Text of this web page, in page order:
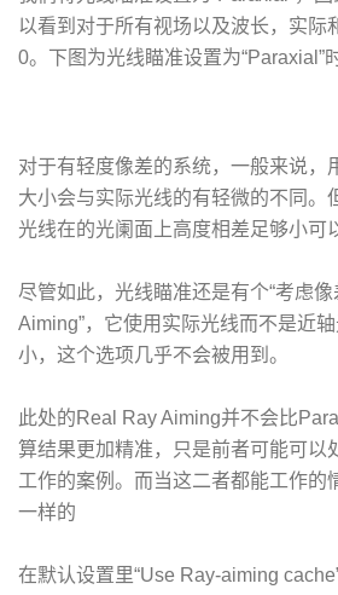
以看到对于所有视场以及波长，实际
0。下图为光线瞄准设置为“Paraxial”
对于有轻度像差的系统，一般来说，
大小会与实际光线的有轻微的不同。
光线在的光阑面上高度相差足够小可
尽管如此，光线瞄准还是有个“考虑
Aiming”，它使用实际光线而不是近
小，这个选项几乎不会被用到。
此处的Real Ray Aiming并不会比
算结果更加精准，只是前者可能可以
工作的案例。而当这二者都能工作的
一样的
在默认设置里“Use Ray-aiming